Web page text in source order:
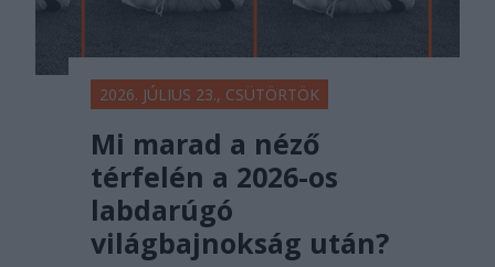
2026. JÚLIUS 23., CSÜTÖRTÖK
Mi marad a néző
térfelén a 2026-os
labdarúgó
világbajnokság után?